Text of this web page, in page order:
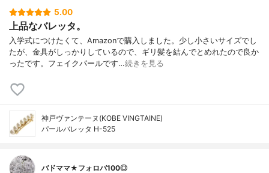
5.00
上品なバレッタ。
入学式につけたくて、Amazonで購入しました。少し小さいサイズでし
たが、金具がしっかりしているので、ギリ髪を結んでとめれたので良か
ったです。フェイクパールです…続きを見る
神戸ヴァンテーヌ(KOBE VINGTAINE)
パールバレッタ H-525
バドママ★フォロバ100◎